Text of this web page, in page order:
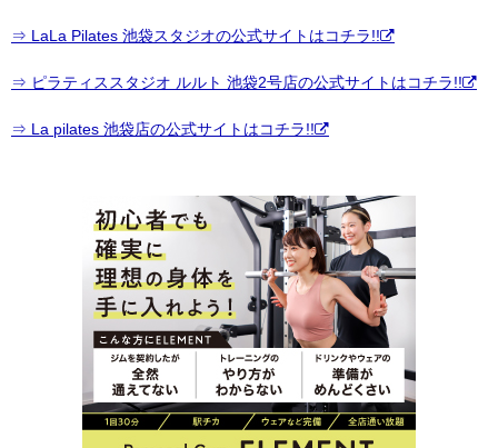
⇒ LaLa Pilates 池袋スタジオの公式サイトはコチラ!!
⇒ ピラティススタジオ ルルト 池袋2号店の公式サイトはコチラ!!
⇒ La pilates 池袋店の公式サイトはコチラ!!